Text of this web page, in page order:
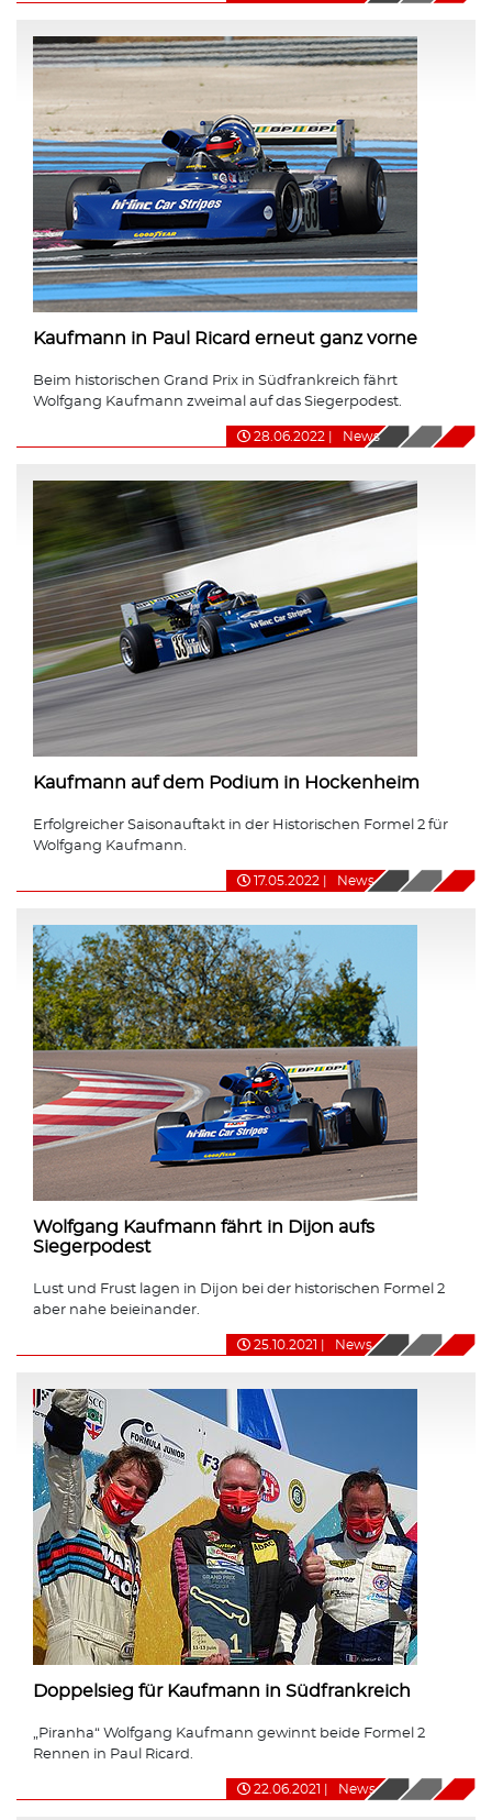
Kaufmann in Paul Ricard erneut ganz vorne
Beim historischen Grand Prix in Südfrankreich fährt
Wolfgang Kaufmann zweimal auf das Siegerpodest.
28.06.2022 News
Kaufmann auf dem Podium in Hockenheim
Erfolgreicher Saisonauftakt in der Historischen Formel 2 für
Wolfgang Kaufmann.
17.05.2022 News
Wolfgang Kaufmann fährt in Dijon aufs
Siegerpodest
Lust und Frust lagen in Dijon bei der historischen Formel 2
aber nahe beieinander.
25.10.2021 News
Doppelsieg für Kaufmann in Südfrankreich
„Piranha“ Wolfgang Kaufmann gewinnt beide Formel 2
Rennen in Paul Ricard.
22.06.2021 News